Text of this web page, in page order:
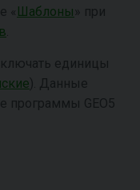
« Шаблоны » при
единицы
). Данные
программы GEO5